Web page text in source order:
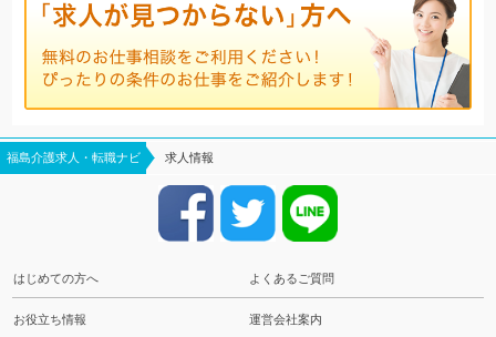
福島介護求人・転職ナビ 求人情報
はじめての方へ よくあるご質問
お役立ち情報 運営会社案内